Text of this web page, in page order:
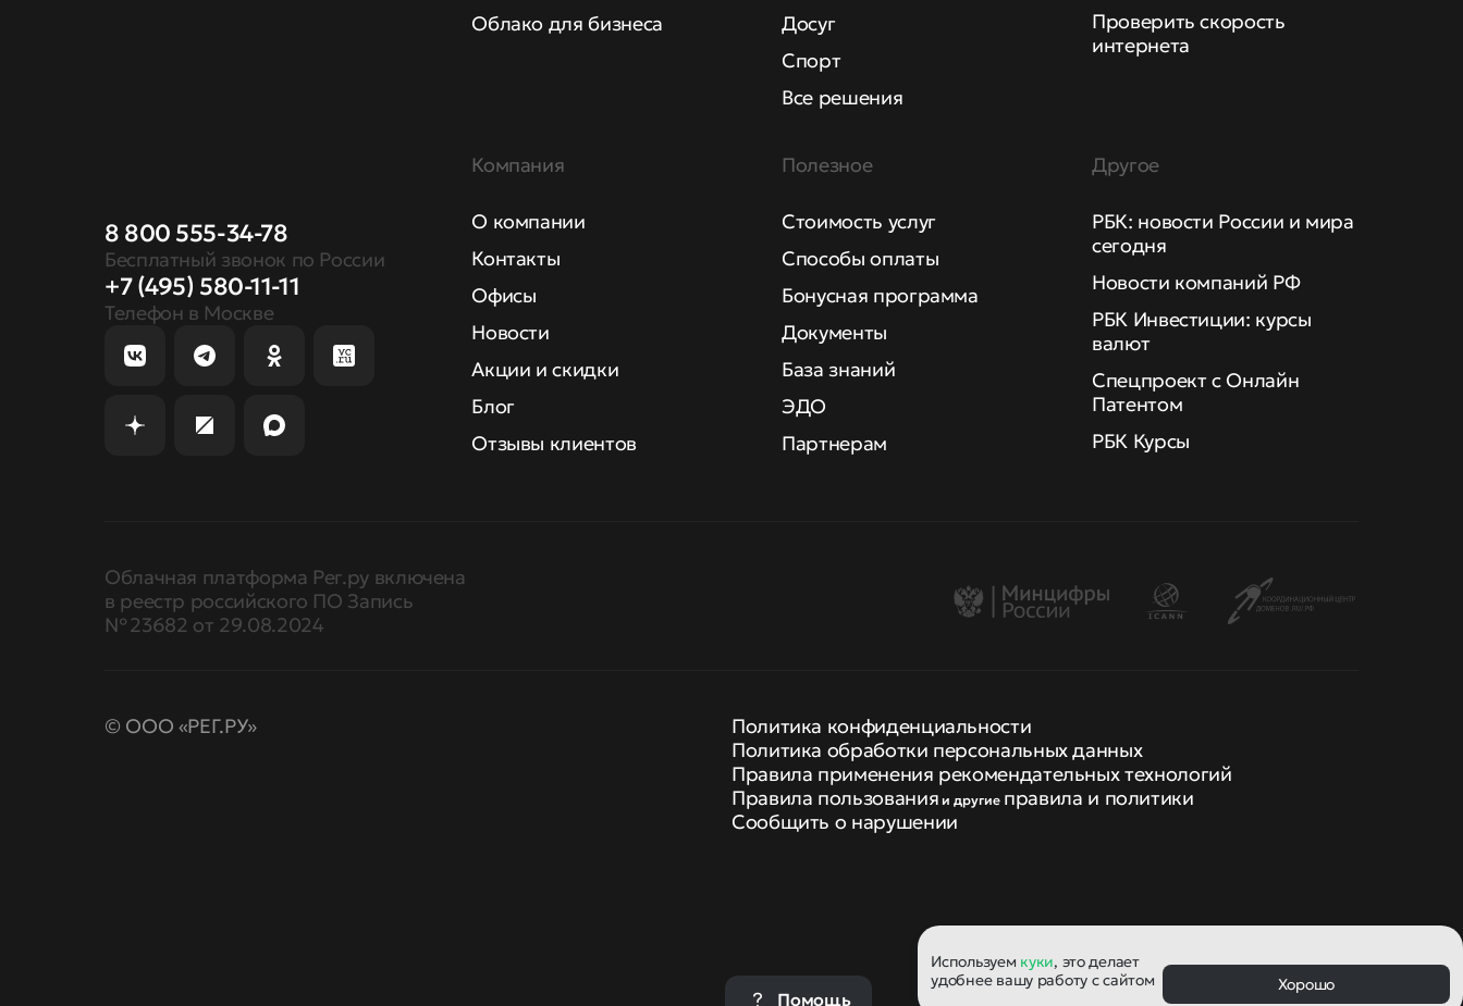
8 800 555-34-78
Бесплатный звонок по России
+7 (495) 580-11-11
Телефон в Москве
Облако для бизнеса
Досуг
Спорт
Все решения
Проверить скорость
интернета
Компания
О компании
Контакты
Офисы
Новости
Акции и скидки
Блог
Отзывы клиентов
Полезное
Стоимость услуг
Способы оплаты
Бонусная программа
Документы
База знаний
ЭДО
Партнерам
Другое
РБК: новости России и мира
сегодня
Новости компаний РФ
РБК Инвестиции: курсы
валют
Спецпроект с Онлайн
Патентом
РБК Курсы
Облачная платформа Рег.ру включена
в реестр российского ПО Запись
№ 23682 от 29.08.2024
© ООО «РЕГ.РУ»
Политика конфиденциальности
Политика обработки персональных данных
Правила применения рекомендательных технологий
Правила пользования и другие правила и политики
Сообщить о нарушении
Используем куки, это делает
удобнее вашу работу с сайтом
Хорошо
Помощь